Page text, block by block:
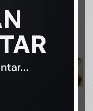
emas suspek utama
– Polis
& Meleleh